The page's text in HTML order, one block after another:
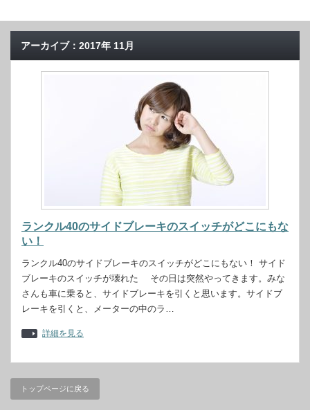
アーカイブ：2017年 11月
ランクル40のサイドブレーキのスイッチがどこにもな
い！
ランクル40のサイドブレーキのスイッチがどこにもない！ サイド
ブレーキのスイッチが壊れた その日は突然やってきます。みな
さんも車に乗ると、サイドブレーキを引くと思います。サイドブ
レーキを引くと、メーターの中のラ…
詳細を見る
トップページに戻る